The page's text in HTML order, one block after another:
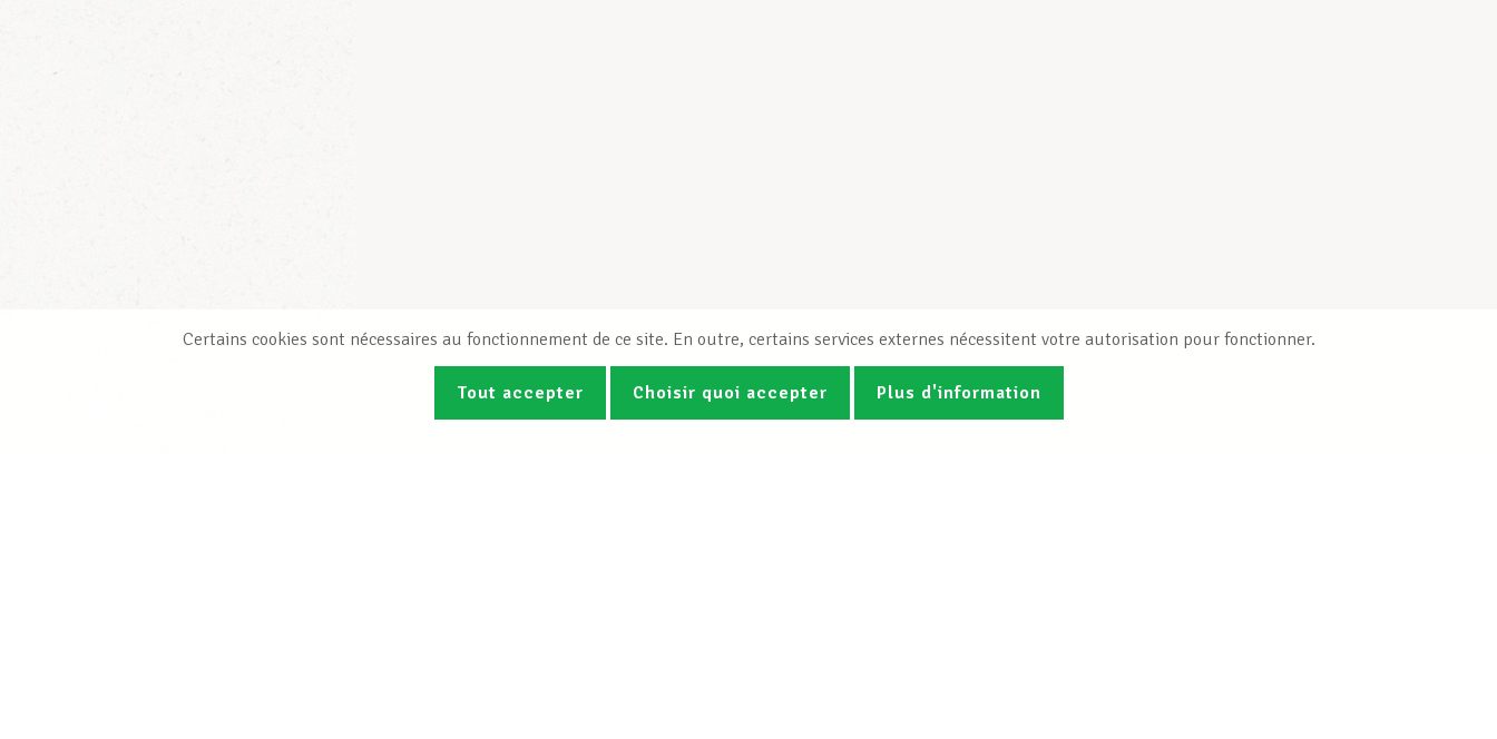
Certains cookies sont nécessaires au fonctionnement de ce site. En outre, certains services externes nécessitent votre autorisation pour fonctionner.
Tout accepter Choisir quoi accepter Plus d'information